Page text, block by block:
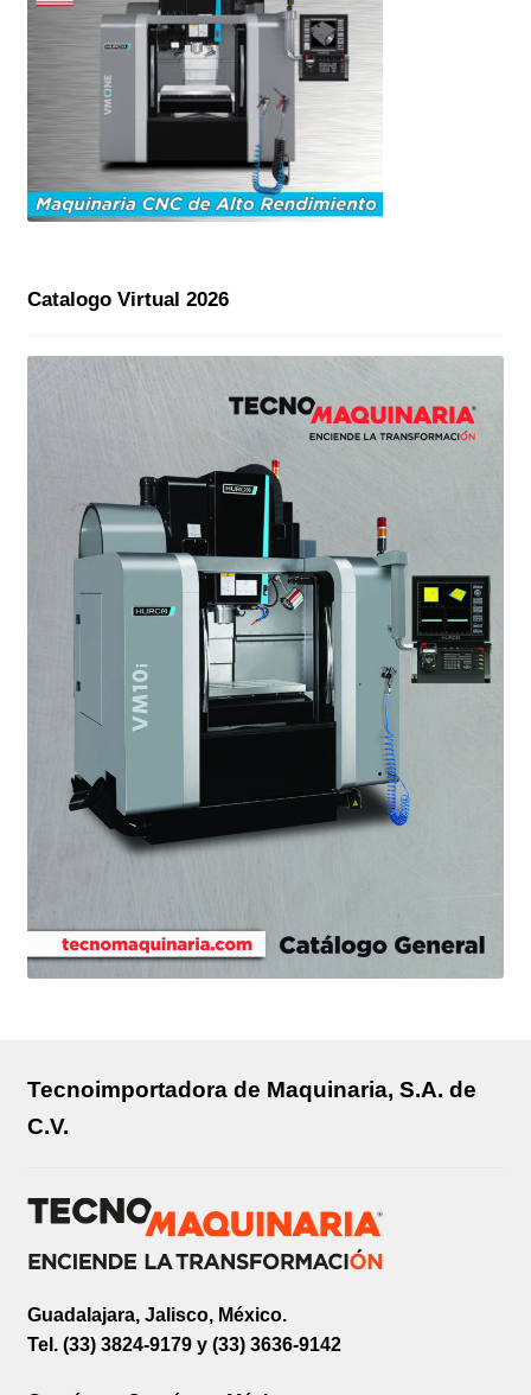
Catalogo Virtual 2026
Tecnoimportadora de Maquinaria, S.A. de
C.V.
Guadalajara, Jalisco, México.
Tel. (33) 3824-9179 y (33) 3636-9142